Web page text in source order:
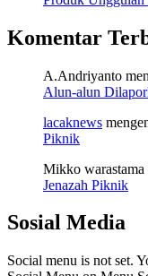
Komentar
A.Andriyanto
Alun-alun
lacaknews
Piknik
Mikko warastama
Jenazah Piknik
Sosial Media
Social menu is not set.